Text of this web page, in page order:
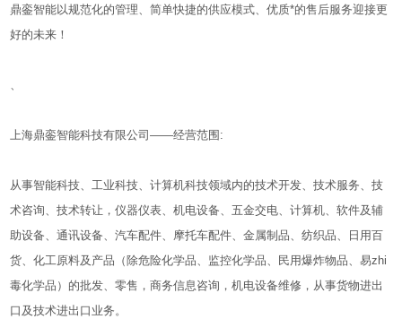
鼎銮智能以规范化的管理、简单快捷的供应模式、优质*的售后服务迎接更
好的未来！
、
上海鼎銮智能科技有限公司——经营范围:
从事智能科技、工业科技、计算机科技领域内的技术开发、技术服务、技
术咨询、技术转让，仪器仪表、机电设备、五金交电、计算机、软件及辅
助设备、通讯设备、汽车配件、摩托车配件、金属制品、纺织品、日用百
货、化工原料及产品（除危险化学品、监控化学品、民用爆炸物品、易zhi
毒化学品）的批发、零售，商务信息咨询，机电设备维修，从事货物进出
口及技术进出口业务。